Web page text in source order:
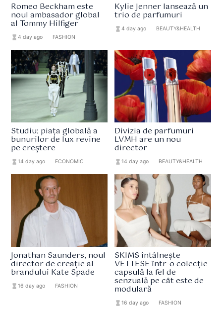
Romeo Beckham este
noul ambasador global
al Tommy Hilfiger
hourglass_full4 day ago FASHION
Kylie Jenner lansează un
trio de parfumuri
hourglass_full 4 day ago BEAUTY&HEALTH
Studiu: piața globală a
bunurilor de lux revine
pe creștere
hourglass_full14 day ago ECONOMIC
Divizia de parfumuri
LVMH are un nou
director
hourglass_full 14 day ago BEAUTY&HEALTH
Jonathan Saunders, noul
director de creație al
brandului Kate Spade
hourglass_full16 day ago FASHION
SKIMS întâlnește
VETTESE într-o colecție
capsulă la fel de
senzuală pe cât este de
modulară
hourglass_full 16 day ago FASHION